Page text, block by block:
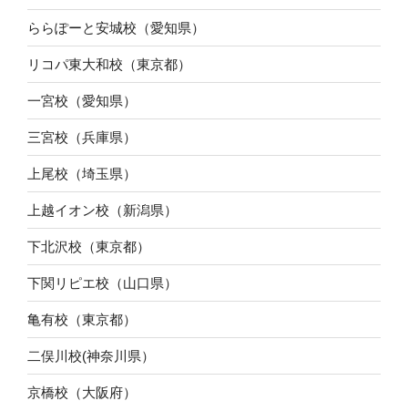
ららぽーと安城校（愛知県）
リコパ東大和校（東京都）
一宮校（愛知県）
三宮校（兵庫県）
上尾校（埼玉県）
上越イオン校（新潟県）
下北沢校（東京都）
下関リピエ校（山口県）
亀有校（東京都）
二俣川校(神奈川県）
京橋校（大阪府）